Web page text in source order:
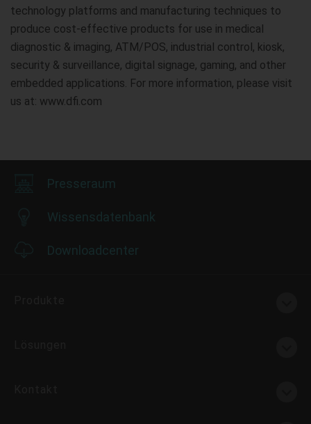
technology platforms and manufacturing techniques to
produce cost-effective products for use in medical
diagnostic & imaging, ATM/POS, industrial control, kiosk,
security & surveillance, digital signage, gaming, and other
embedded applications. For more information, please visit
us at: www.dfi.com
Presseraum
Wissensdatenbank
Downloadcenter